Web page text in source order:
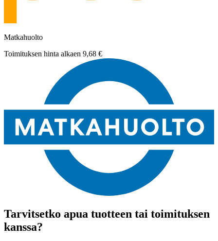
Matkahuolto
Toimituksen hinta alkaen 9,68 €
Tarvitsetko apua tuotteen tai toimituksen
kanssa?